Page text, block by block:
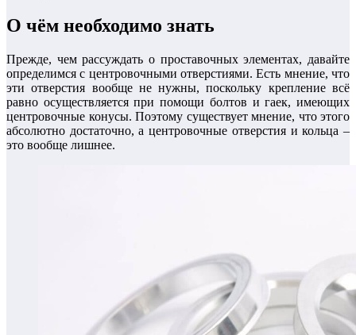
О чём необходимо знать
Прежде, чем рассуждать о проставочных элементах, давайте
определимся с центровочными отверстиями. Есть мнение, что
эти отверстия вообще не нужны, поскольку крепление всё
равно осуществляется при помощи болтов и гаек, имеющих
центровочные конусы. Поэтому существует мнение, что этого
абсолютно достаточно, а центровочные отверстия и кольца –
это вообще лишнее.